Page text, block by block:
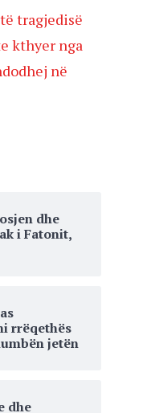
tragjedisë
kthyer nga
në
dhe
i Fatonit,
rrëqethës
jetën
dhe